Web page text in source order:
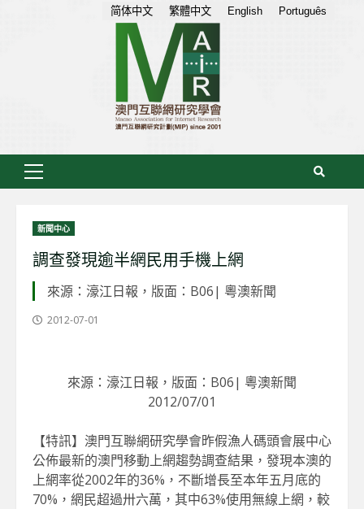
Primary
新聞中心
調查發現逾半網民用手機上網
來源：濠江日報，版面：B06| 粵澳新聞
2012-07-01
來源：濠江日報，版面：B06| 粵澳新聞
2012/07/01
【特訊】澳門互聯網研究學會昨假漁人碼頭會展中心
公佈最新的澳門移動上網趨勢調查結果，發現本澳的
上網率從2002年的36%，不斷增長至本年五月底的
70%，網民超過卅六萬，其中63%使用無線上網，較
简体中文 繁體中文 English Português